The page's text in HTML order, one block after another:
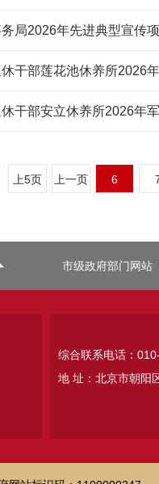
局2026年先进典型宣传
干部莲花池休养所2026
上5页 上一页 6
市级政府部门网站
综合联系电话：
地 址：北京市朝阳